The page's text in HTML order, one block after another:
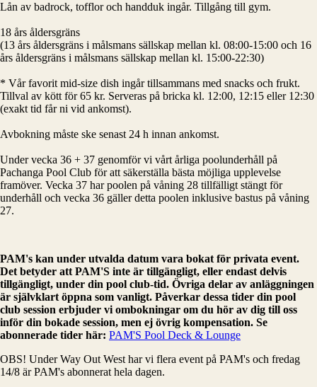
Lån av badrock, tofflor och handduk ingår. Tillgång till gym.
18 års åldersgräns
(13 års åldersgräns i målsmans sällskap mellan kl. 08:00-15:00 och 16
års åldersgräns i målsmans sällskap mellan kl. 15:00-22:30)
* Vår favorit mid-size dish ingår tillsammans med snacks och frukt.
Tillval av kött för 65 kr. Serveras på bricka kl. 12:00, 12:15 eller 12:30
(exakt tid får ni vid ankomst).
Avbokning måste ske senast 24 h innan ankomst.
Under vecka 36 + 37 genomför vi vårt årliga poolunderhåll på
Pachanga Pool Club för att säkerställa bästa möjliga upplevelse
framöver. Vecka 37 har poolen på våning 28 tillfälligt stängt för
underhåll och vecka 36 gäller detta poolen inklusive bastus på våning
27.
PAM's kan under utvalda datum vara bokat för privata event.
Det betyder att PAM'S inte är tillgängligt, eller endast delvis
tillgängligt, under din pool club-tid. Övriga delar av anläggningen
är självklart öppna som vanligt. Påverkar dessa tider din pool
club session erbjuder vi ombokningar om du hör av dig till oss
inför din bokade session, men ej övrig kompensation. Se
abonnerade tider här: PAM'S Pool Deck & Lounge
OBS! Under Way Out West har vi flera event på PAM's och fredag
14/8 är PAM's abonnerat hela dagen.